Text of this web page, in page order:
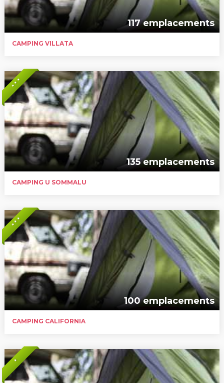
117 emplacements
CAMPING VILLATA
* * *
135 emplacements
CAMPING U SOMMALU
* * *
100 emplacements
CAMPING CALIFORNIA
*